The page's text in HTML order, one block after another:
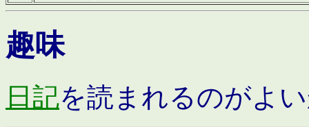
趣味
日記を読まれるのがよ